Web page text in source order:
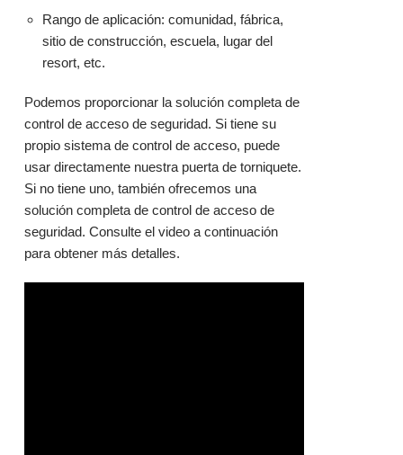
Rango de aplicación: comunidad, fábrica,
sitio de construcción, escuela, lugar del
resort, etc.
Podemos proporcionar la solución completa de
control de acceso de seguridad. Si tiene su
propio sistema de control de acceso, puede
usar directamente nuestra puerta de torniquete.
Si no tiene uno, también ofrecemos una
solución completa de control de acceso de
seguridad. Consulte el video a continuación
para obtener más detalles.